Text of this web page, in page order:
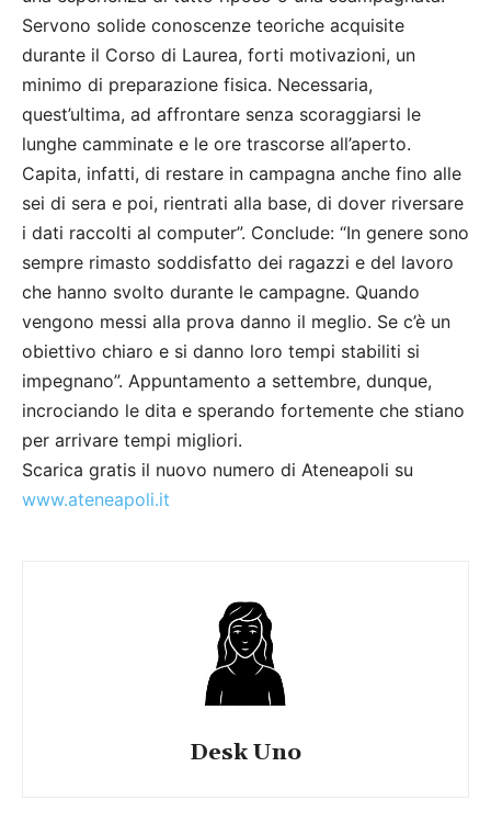
Servono solide conoscenze teoriche acquisite
durante il Corso di Laurea, forti motivazioni, un
minimo di preparazione fisica. Necessaria,
quest’ultima, ad affrontare senza scoraggiarsi le
lunghe camminate e le ore trascorse all’aperto.
Capita, infatti, di restare in campagna anche fino alle
sei di sera e poi, rientrati alla base, di dover riversare
i dati raccolti al computer”. Conclude: “In genere sono
sempre rimasto soddisfatto dei ragazzi e del lavoro
che hanno svolto durante le campagne. Quando
vengono messi alla prova danno il meglio. Se c’è un
obiettivo chiaro e si danno loro tempi stabiliti si
impegnano”. Appuntamento a settembre, dunque,
incrociando le dita e sperando fortemente che stiano
per arrivare tempi migliori.
Scarica gratis il nuovo numero di Ateneapoli su
www.ateneapoli.it
Desk Uno